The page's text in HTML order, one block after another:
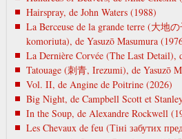
Hairspray, de John Waters (1988)
La Berceuse de la grande terre (大地
komoriuta), de Yasuzō Masumura
La Dernière Corvée (The Last Detail),
Tatouage (刺青, Irezumi), de Yasuzō
Vol. II, de Angine de Poitrine (2026)
Big Night, de Campbell Scott et
In the Soup, de Alexandre Rockwell
Les Chevaux de feu (Тіні забутих